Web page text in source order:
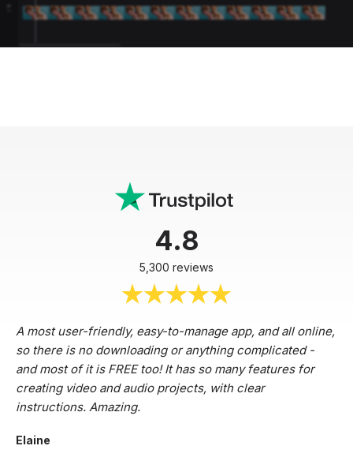
4.8
5,300 reviews
A most user-friendly, easy-to-manage app, and all online,
so there is no downloading or anything complicated -
and most of it is FREE too! It has so many features for
creating video and audio projects, with clear
instructions. Amazing.
Elaine